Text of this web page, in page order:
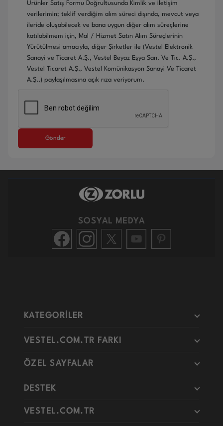
Ürünler Satış Formu Doğrultusunda Kimlik ve iletişim
verilerimin; teklif verdiğim alım süreci dışında, mevcut veya
ileride oluşabilecek ve bana uygun diğer alım süreçlerine
katılabilmem için, Mal / Hizmet Satın Alım Süreçlerinin
Yürütülmesi amacıyla, diğer Şirketler ile (Vestel Elektronik
Sanayi ve Ticaret A.Ş., Vestel Beyaz Eşya San. Ve Tic. A.Ş.,
Vestel Ticaret A.Ş., Vestel Komünikasyon Sanayi Ve Ticaret
A.Ş.,) paylaşılmasına açık rıza veriyorum.
Gönder
SOSYAL MEDYA
KATEGORİLER
VESTEL.COM.TR FARKI
ÖZEL SAYFALAR
DESTEK
VESTEL.COM.TR